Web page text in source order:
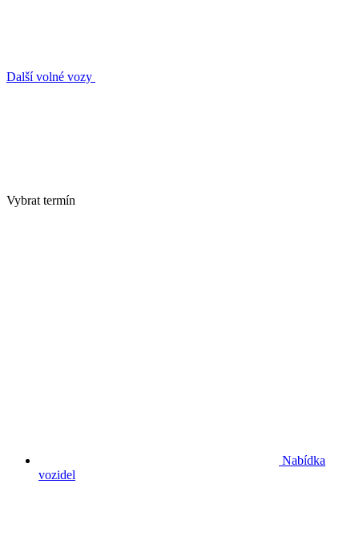
Další volné vozy
Vybrat termín
Nabídka
vozidel